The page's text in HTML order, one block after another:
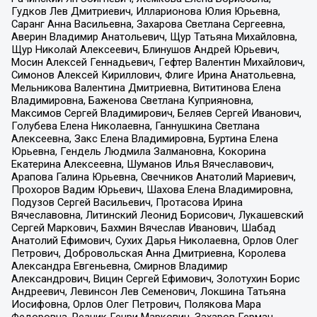
Гудков Лев Дмитриевич, Илларионова Юлия Юрьевна,
Саранг Анна Васильевна, Захарова Светлана Сергеевна,
Аверин Владимир Анатольевич, Щур Татьяна Михайловна,
Щур Николай Алексеевич, Блинушов Андрей Юрьевич,
Мосин Алексей Геннадьевич, Гефтер Валентин Михайлович,
Симонов Алексей Кириллович, Флиге Ирина Анатольевна,
Мельникова Валентина Дмитриевна, Вититинова Елена
Владимировна, Баженова Светлана Куприяновна,
Максимов Сергей Владимирович, Беляев Сергей Иванович,
Голубева Елена Николаевна, Ганнушкина Светлана
Алексеевна, Закс Елена Владимировна, Буртина Елена
Юрьевна, Гендель Людмила Залмановна, Кокорина
Екатерина Алексеевна, Шуманов Илья Вячеславович,
Арапова Галина Юрьевна, Свечников Анатолий Мариевич,
Прохоров Вадим Юрьевич, Шахова Елена Владимировна,
Подузов Сергей Васильевич, Протасова Ирина
Вячеславовна, Литинский Леонид Борисович, Лукашевский
Сергей Маркович, Бахмин Вячеслав Иванович, Шабад
Анатолий Ефимович, Сухих Дарья Николаевна, Орлов Олег
Петрович, Добровольская Анна Дмитриевна, Королева
Александра Евгеньевна, Смирнов Владимир
Александрович, Вицин Сергей Ефимович, Золотухин Борис
Андреевич, Левинсон Лев Семенович, Локшина Татьяна
Иосифовна, Орлов Олег Петрович, Полякова Мара